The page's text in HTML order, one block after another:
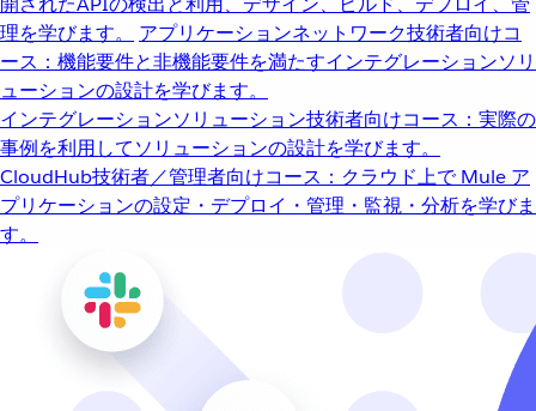
理を学びます。
アプリケーションネットワーク技術者向けコ
ース：機能要件と非機能要件を満たすインテグレーションソリ
ューションの設計を学びます。
インテグレーションソリューション技術者向けコース：実際の
事例を利用してソリューションの設計を学びます。
CloudHub技術者／管理者向けコース：クラウド上で Mule ア
プリケーションの設定・デプロイ・管理・監視・分析を学びま
す。